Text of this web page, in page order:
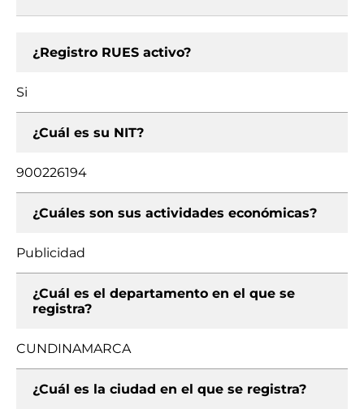
¿Registro RUES activo?
Si
¿Cuál es su NIT?
900226194
¿Cuáles son sus actividades económicas?
Publicidad
¿Cuál es el departamento en el que se
registra?
CUNDINAMARCA
¿Cuál es la ciudad en el que se registra?